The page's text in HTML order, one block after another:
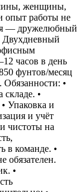
женщины,
опыт работы не
— дружелюбный
Двухдневный
часов в день
фунтов/месяц
•
•
Упаковка и
и учёт
чистоты на
в команде. •
обязателен.
•